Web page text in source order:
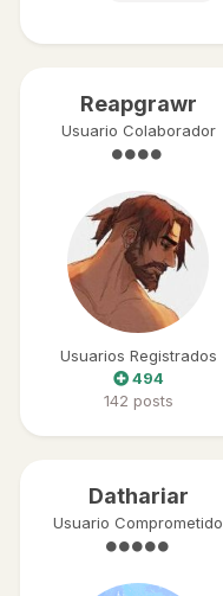
Reapgrawr
Usuario Colaborador
Usuarios Registrados
494
142 posts
Dathariar
Usuario Comprometido